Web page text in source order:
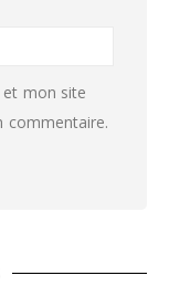
mon site
commentaire.